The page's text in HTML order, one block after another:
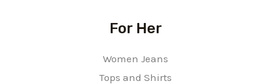
For Her
Women Jeans
Tops and Shirts